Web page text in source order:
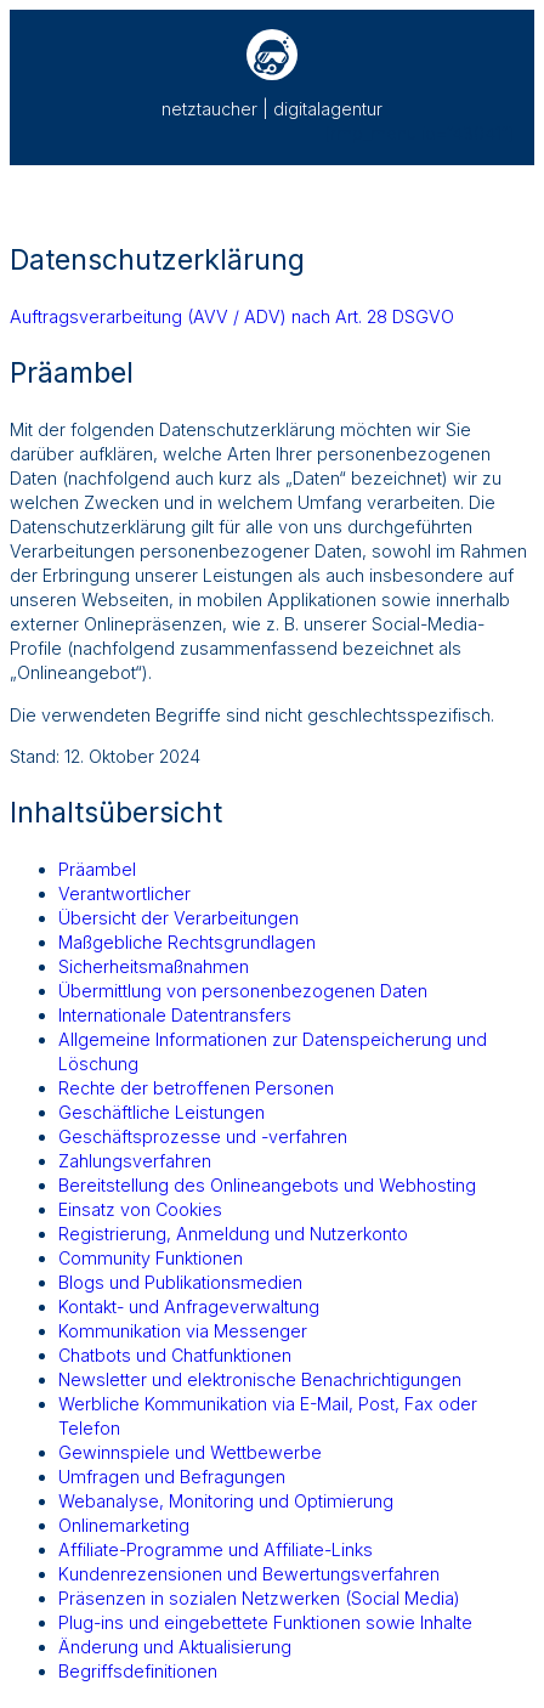
netztaucher | digitalagentur
Datenschutzerklärung
Auftragsverarbeitung (AVV / ADV) nach Art. 28 DSGVO
Präambel
Mit der folgenden Datenschutzerklärung möchten wir Sie
darüber aufklären, welche Arten Ihrer personenbezogenen
Daten (nachfolgend auch kurz als „Daten“ bezeichnet) wir zu
welchen Zwecken und in welchem Umfang verarbeiten. Die
Datenschutzerklärung gilt für alle von uns durchgeführten
Verarbeitungen personenbezogener Daten, sowohl im Rahmen
der Erbringung unserer Leistungen als auch insbesondere auf
unseren Webseiten, in mobilen Applikationen sowie innerhalb
externer Onlinepräsenzen, wie z. B. unserer Social-Media-
Profile (nachfolgend zusammenfassend bezeichnet als
„Onlineangebot“).
Die verwendeten Begriffe sind nicht geschlechtsspezifisch.
Stand: 12. Oktober 2024
Inhaltsübersicht
Präambel
Verantwortlicher
Übersicht der Verarbeitungen
Maßgebliche Rechtsgrundlagen
Sicherheitsmaßnahmen
Übermittlung von personenbezogenen Daten
Internationale Datentransfers
Allgemeine Informationen zur Datenspeicherung und
Löschung
Rechte der betroffenen Personen
Geschäftliche Leistungen
Geschäftsprozesse und -verfahren
Zahlungsverfahren
Bereitstellung des Onlineangebots und Webhosting
Einsatz von Cookies
Registrierung, Anmeldung und Nutzerkonto
Community Funktionen
Blogs und Publikationsmedien
Kontakt- und Anfrageverwaltung
Kommunikation via Messenger
Chatbots und Chatfunktionen
Newsletter und elektronische Benachrichtigungen
Werbliche Kommunikation via E-Mail, Post, Fax oder
Telefon
Gewinnspiele und Wettbewerbe
Umfragen und Befragungen
Webanalyse, Monitoring und Optimierung
Onlinemarketing
Affiliate-Programme und Affiliate-Links
Kundenrezensionen und Bewertungsverfahren
Präsenzen in sozialen Netzwerken (Social Media)
Plug-ins und eingebettete Funktionen sowie Inhalte
Änderung und Aktualisierung
Begriffsdefinitionen